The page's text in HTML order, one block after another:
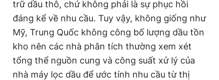
Phó tổng biên tập: Lâm Hiếu Dũng
Phó tổng biên tập: Trần Việt Hưng
Tổng thư ký tòa soạn: Đức Trung
Giấy phép xuất bản số 110/GP - BTTTT cấp ngày 24.3.2020
© 2003-2026 Bản quyền thuộc về Báo Thanh Niên. Cấm sao
chép dưới mọi hình thức nếu không có sự chấp thuận bằng văn
bản. Phát triển bởi ePi Technologies, JSC.
trữ dầu thô, chứ không phải là sự phục hồi
đáng kể về nhu cầu. Tuy vậy, không giống như
Mỹ, Trung Quốc không công bố lượng dầu tồn
kho nên các nhà phân tích thường xem xét
tổng thể nguồn cung và công suất xử lý của
nhà máy lọc dầu để ước tính nhu cầu từ thị